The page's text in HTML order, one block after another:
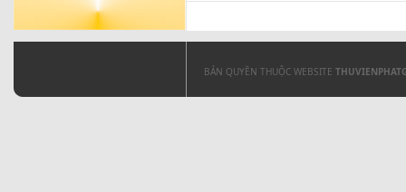
BẢN QUYỀN THUỘC WEBSITE